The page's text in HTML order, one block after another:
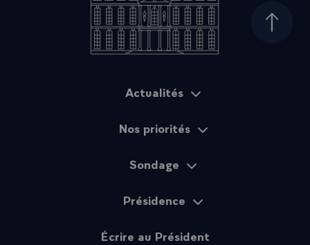
Haut
Actualités
Nos priorités
Sondage
Présidence
Écrire au Président